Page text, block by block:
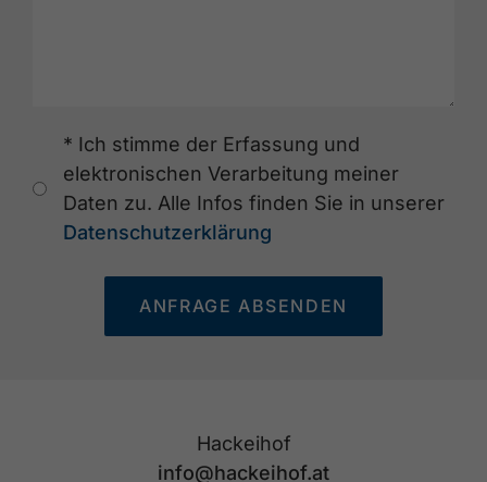
* Ich stimme der Erfassung und
elektronischen Verarbeitung meiner
Daten zu. Alle Infos finden Sie in unserer
Datenschutzerklärung
ANFRAGE ABSENDEN
Hackeihof
info@hackeihof.at